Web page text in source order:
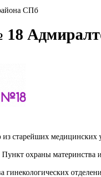
СПб
старейших медицинских
охраны материнства
гинекологических